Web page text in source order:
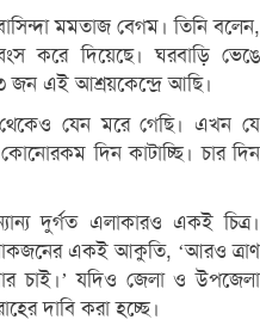
মমতাজ বেগম। তিনি বলেন,
করে দিয়েছে। ঘরবাড়ি ভেঙে
জন এই আশ্রয়কেন্দ্রে আছি।
যেন মরে গেছি। এখন যে
দিন কাটাচ্ছি। চার দিন
দুর্গত এলাকারও একই চিত্র।
একই আকুতি, ‘আরও ত্রাণ
চাই।’ যদিও জেলা ও উপজেলা
দাবি করা হচ্ছে।